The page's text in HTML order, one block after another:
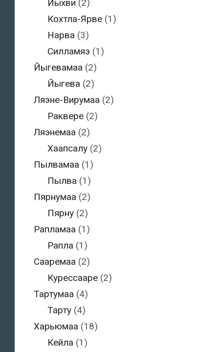
Йыхви (2)
Кохтла-Ярве (1)
Нарва (3)
Силламяэ (1)
Йыгевамаа (2)
Йыгева (2)
Ляэне-Вирумаа (2)
Раквере (2)
Ляэнемаа (2)
Хаапсалу (2)
Пылвамаа (1)
Пылва (1)
Пярнумаа (2)
Пярну (2)
Рапламаа (1)
Рапла (1)
Сааремаа (2)
Курессааре (2)
Тартумаа (4)
Тарту (4)
Харьюмаа (18)
Кейла (1)